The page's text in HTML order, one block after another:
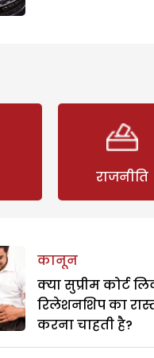
राजनीति
कानून
क्या सुप्रीम कोर्ट
रिलेशनशिप का
करना चाहती है?